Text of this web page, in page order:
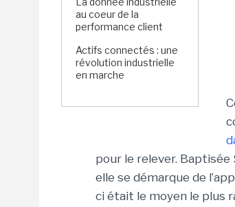
au coeur de la
performance client
Actifs connectés : une
révolution industrielle
en marche
pour le relever.
elle se démarque de
ci était le moyen le plus